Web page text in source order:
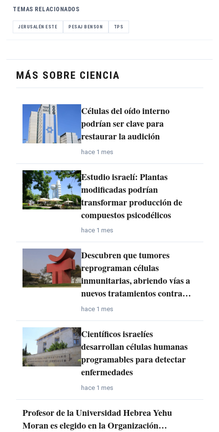
TEMAS RELACIONADOS
JERUSALÉN ESTE PESAJ BENSON TPS
MÁS SOBRE CIENCIA
Células del oído interno
podrían ser clave para
restaurar la audición
hace 1 mes
Estudio israelí: Plantas
modificadas podrían
transformar producción de
compuestos psicodélicos
hace 1 mes
Descubren que tumores
reprograman células
inmunitarias, abriendo vías a
nuevos tratamientos contra…
hace 1 mes
Científicos israelíes
desarrollan células humanas
programables para detectar
enfermedades
hace 1 mes
Profesor de la Universidad Hebrea Yehu
Moran es elegido en la Organización…